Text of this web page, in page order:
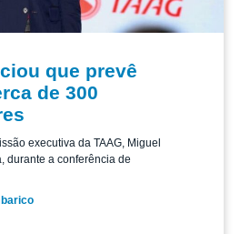
que prevê
de 300
executiva da TAAG, Miguel
durante a conferência de